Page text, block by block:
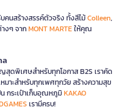
คนสร้างสรรค์ตัวจริง ทั้งสีไม้Colleen,
งๆ จากMONT MARTEให้คุณ
ล
ดพิเศษสำหรับทุกโอกาส B2S เราคัด
มาะสำหรับทุกเพศทุกวัย สร้างความสุข
กระเป๋าเก็บอุณหภูมิKAKAO
เรามีครบ!